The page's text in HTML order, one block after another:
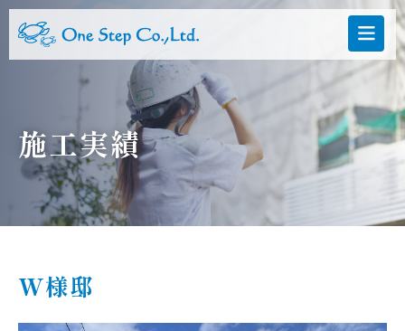
施工実績
W様邸